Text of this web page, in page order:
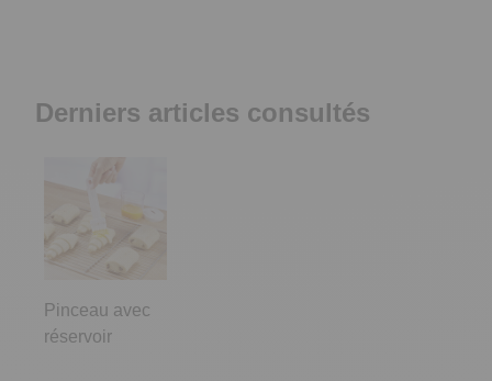
Derniers articles consultés
Pinceau avec
réservoir